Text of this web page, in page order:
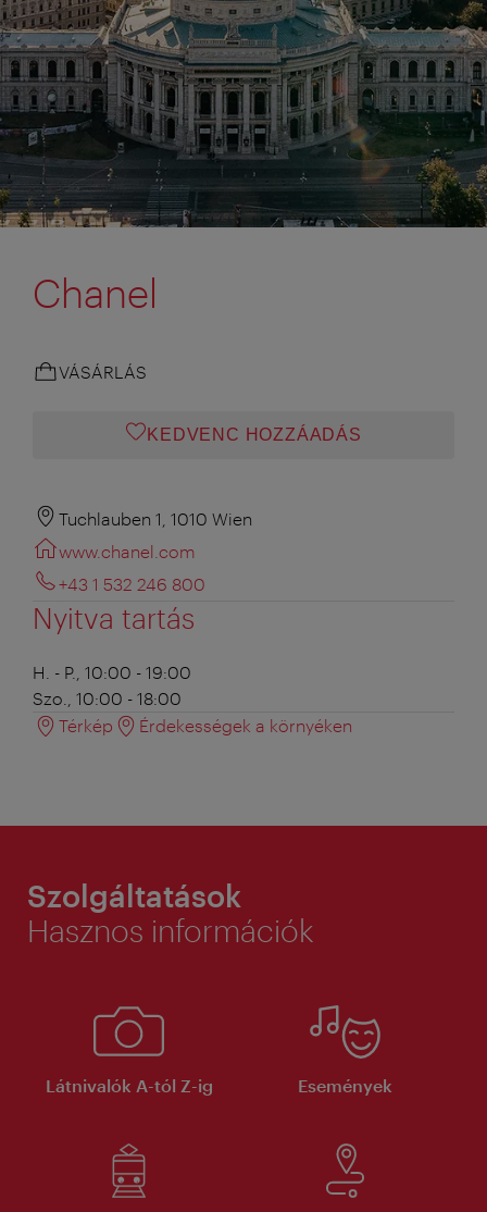
Chanel
VÁSÁRLÁS
KEDVENC HOZZÁADÁS
Tuchlauben 1, 1010 Wien
www.chanel.com
+43 1 532 246 800
Nyitva tartás
H. - P., 10:00 - 19:00
Szo., 10:00 - 18:00
Térkép
Érdekességek a környéken
Szolgáltatások
Hasznos információk
Látnivalók A-tól Z-ig Események